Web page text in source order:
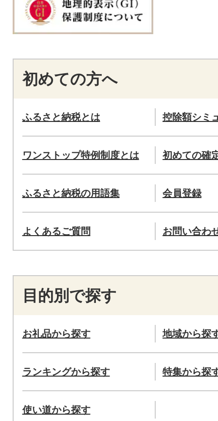
初めての方へ
ふるさと納税とは 控除額シミ
ワンストップ特例制度とは 初めての確
ふるさと納税の用語集 会員登録
よくあるご質問 お問い合わ
目的別で探す
お礼品から探す 地域から探
ランキングから探す 特集から探
使い道から探す